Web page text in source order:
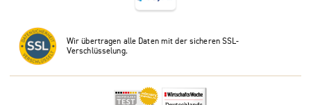
Wir übertragen alle Daten mit der sicheren SSL-
Verschlüsselung.